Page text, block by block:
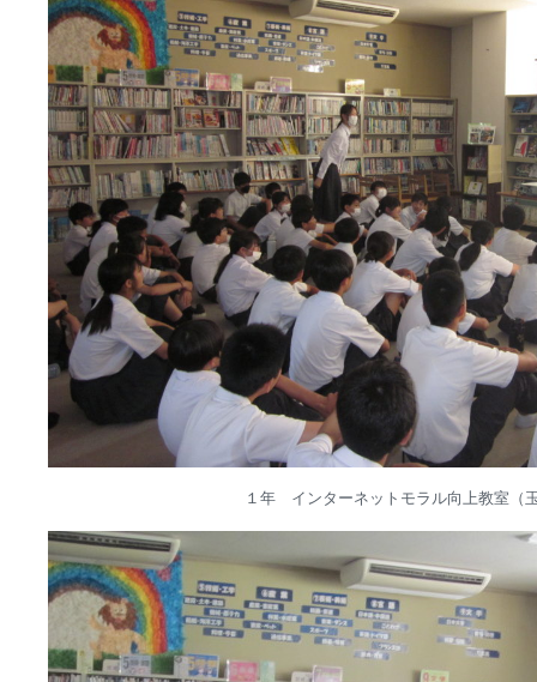
１年 インターネットモラル向上教室（